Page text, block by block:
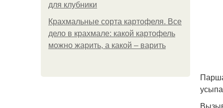
для клубники
Крахмальные сорта картофеля. Все
дело в крахмале: какой картофель
можно жарить, а какой – варить